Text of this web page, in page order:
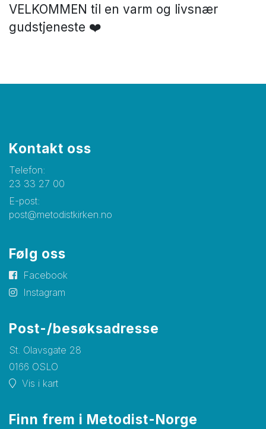
VELKOMMEN til en varm og livsnær
gudstjeneste ❤️
Kontakt oss
Telefon:
23 33 27 00
E-post:
post@metodistkirken.no
Følg oss
Facebook
Instagram
Post-/besøksadresse
St. Olavsgate 28
0166 OSLO
Vis i kart
Finn frem i Metodist-Norge